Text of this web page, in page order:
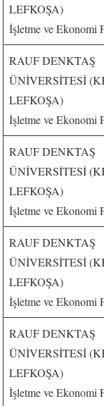
LEFKOŞA)
İşletme ve Ekonomi
RAUF DENKTAŞ
ÜNİVERSİTESİ
LEFKOŞA)
İşletme ve Ekonomi
RAUF DENKTAŞ
ÜNİVERSİTESİ
LEFKOŞA)
İşletme ve Ekonomi
RAUF DENKTAŞ
ÜNİVERSİTESİ
LEFKOŞA)
İşletme ve Ekonomi
RAUF DENKTAŞ
ÜNİVERSİTESİ
LEFKOŞA)
İşletme ve Ekonomi